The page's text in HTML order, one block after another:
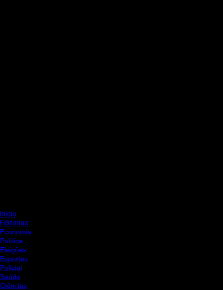
Início
Editorias
Economia
Política
Eleições
Esportes
Policial
Saúde
Ciências